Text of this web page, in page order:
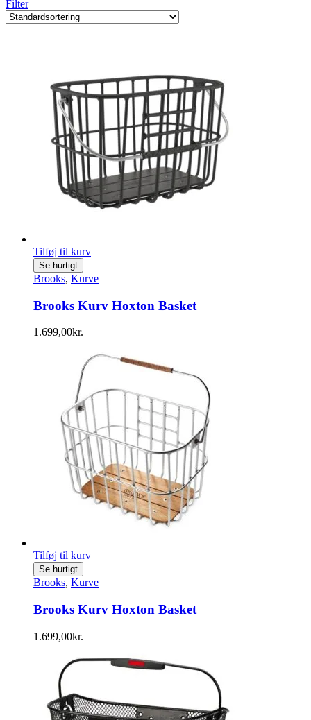
Filter
Tilføj til kurv
Se hurtigt
Brooks, Kurve
Brooks Kurv Hoxton Basket
1.699,00kr.
Tilføj til kurv
Se hurtigt
Brooks, Kurve
Brooks Kurv Hoxton Basket
1.699,00kr.